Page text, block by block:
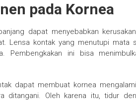
pada Kornea
dapat menyebabkan
Lensa kontak yang menutupi mata
Pembengkakan ini bisa
dapat membuat kornea
ditangani. Oleh karena itu, tidur